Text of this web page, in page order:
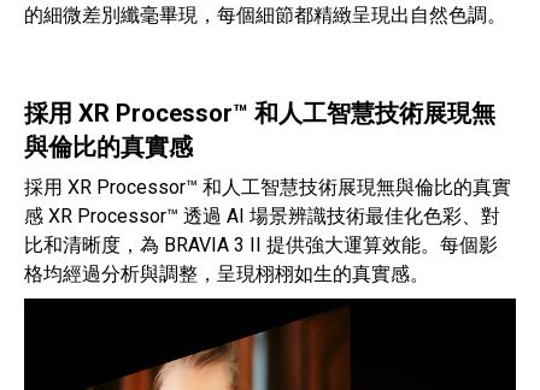
的細微差別纖毫畢現，每個細節都精緻呈現出自然色調。
採用 XR Processor™ 和人工智慧技術展現無
與倫比的真實感
採用 XR Processor™ 和人工智慧技術展現無與倫比的真實
感 XR Processor™ 透過 AI 場景辨識技術最佳化色彩、對
比和清晰度，為 BRAVIA 3 II 提供強大運算效能。每個影
格均經過分析與調整，呈現栩栩如生的真實感。